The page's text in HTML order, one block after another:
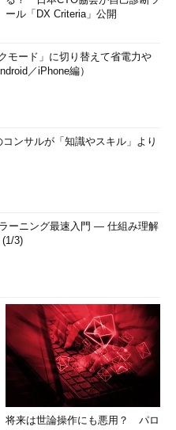
ール「DX Criteria」公開
モード」に切り替えて省電力や
／iPhone編）
ンサルが「知識やスキル」より
ーニング最速入門 ― 仕組み理解
3)
将来は世論操作にも悪用？ パロ